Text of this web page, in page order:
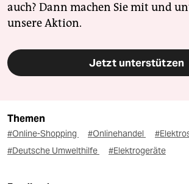
auch? Dann machen Sie mit und
unsere Aktion.
Jetzt unterstützen
Themen
#Online-Shopping #Onlinehandel
#Deutsche Umwelthilfe
#Elektrogeräte